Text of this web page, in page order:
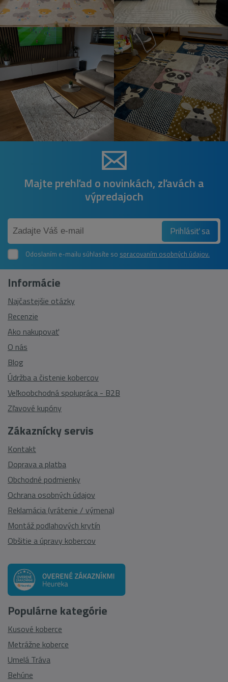
Majte prehľad o novinkách, zľavách a
výpredajoch
Prihlásiť sa
Odoslaním e-mailu súhlasíte so spracovaním osobných údajov.
Zákaznícky servis
Kontakt
Doprava a platba
Obchodné podmienky
Ochrana osobných údajov
Reklamácia (vrátenie / výmena)
Montáž podlahových krytín
Obšitie a úpravy kobercov
Informácie
Najčastejšie otázky
Recenzie
Ako nakupovať
O nás
Blog
Údržba a čistenie kobercov
Veľkoobchodná spolupráca - B2B
Zľavové kupóny
Populárne kategórie
Kusové koberce
Metrážne koberce
Umelá Tráva
Behúne